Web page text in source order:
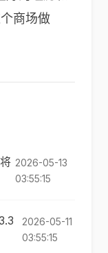
商场做
2026-05-13
03:55:15
2026-05-11
03:55:15